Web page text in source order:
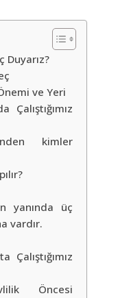
ve Yeri
Çalıştığımız
kimler
yanında üç
vardır.
Çalıştığımız
Öncesi